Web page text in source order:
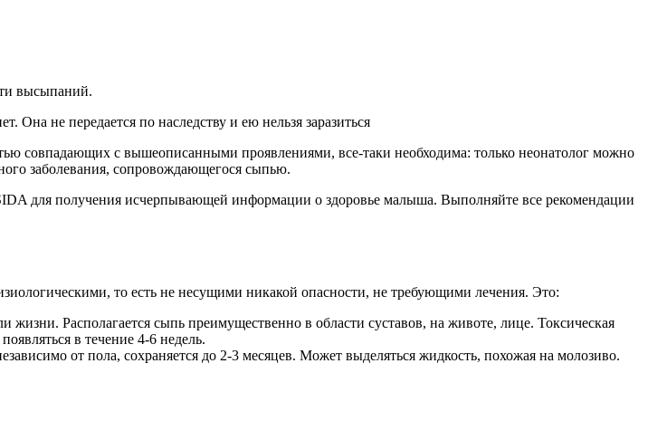
высыпаний.
Она не передается по наследству и ею нельзя заразиться
совпадающих с вышеописанными проявлениями, все-таки необходима: только неонатолог можно
заболевания, сопровождающегося сыпью.
для получения исчерпывающей информации о здоровье малыша. Выполняйте все рекомендации
то есть не несущими никакой опасности, не требующими лечения. Это:
жизни. Располагается сыпь преимущественно в области суставов, на животе, лице. Токсическая
в течение 4-6 недель.
от пола, сохраняется до 2-3 месяцев. Может выделяться жидкость, похожая на молозиво.